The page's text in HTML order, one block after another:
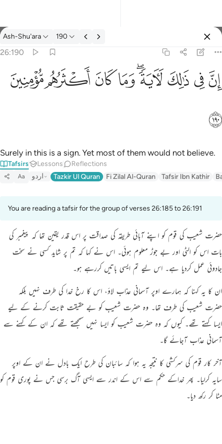
Tafsir: Ash-Shu'ara 26:190
Ash-Shu'ara 190
26:190
ان في ذالك لاية وما كان اكثرهم مومنين ١٩٠
إِنَّ فِى ذَٰلِكَ لَـَٔايَةًۭ ۖ وَمَا كَانَ أَكْثَرُهُم مُّؤْمِنِينَ ١٩٠
ﱳﱴﱵﱶﱷﱸﱹﱺﱻ
ﱼ
Surely in this is a sign. Yet most of them would not believe.
Tafsirs Lessons Reflections
Aa اردو Tazkir Ul Quran Fi Zilal Al-Quran Tafsir Ibn Kathir
You are reading a tafsir for the group of verses 26:185 to 26:191
حضرت شعیب کی قوم کو اپنے آبائی طریقہ کی صداقت پر اس قدر یقین تھا کہ پیغمبر کی
بات اس کو الٹی اور بے جوڑ معلوم ہوئی۔ اس نے کہا کہ تم پر شاید کسی نے سخت
جادوئي عمل کردیا ہے۔ اس ليے تم ایسی باتیں کررہے ہو۔
ان کا یہ کہنا کہ ہمارے اوپر آسمانی عذاب لاؤ، اس کا رخ خدا کی طرف نہیں بلکہ
حضرت شعیب کی طرف تھا۔ وہ حضرت شعیب کو بے حقیقت ثابت کرنے کے ليے
ایسا کہتے تھے۔ کیوں کہ وہ حضرت شعیب کو ایسا نہیں سمجھتے تھے کہ ان کے کہنے سے
آسمانی عذاب آجائے گا۔
آخر کار قوم کی سرکشی کا نتیجہ یہ ہوا کہ سائبان کی طرح ایک بادل نے ان کے اوپر
سایہ کرلیا۔ پھر خداکے حکم سے اس کے اندر سے ایسی آگ برسی جس نے پوری قوم کو
مٹا کر رکھ دیا۔